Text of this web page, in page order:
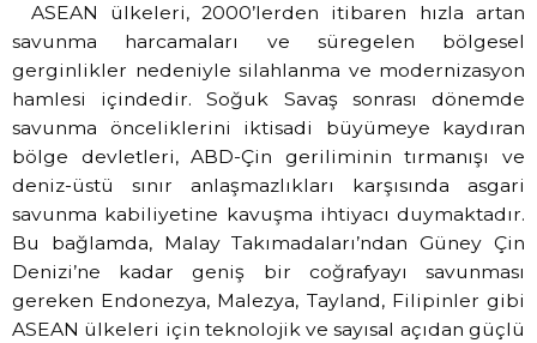
ASEAN ülkeleri, 2000’lerden itibaren hızla artan
savunma harcamaları ve süregelen bölgesel
gerginlikler nedeniyle silahlanma ve modernizasyon
hamlesi içindedir. Soğuk Savaş sonrası dönemde
savunma önceliklerini iktisadi büyümeye kaydıran
bölge devletleri, ABD-Çin geriliminin tırmanışı ve
deniz-üstü sınır anlaşmazlıkları karşısında asgari
savunma kabiliyetine kavuşma ihtiyacı duymaktadır.
Bu bağlamda, Malay Takımadaları’ndan Güney Çin
Denizi’ne kadar geniş bir coğrafyayı savunması
gereken Endonezya, Malezya, Tayland, Filipinler gibi
ASEAN ülkeleri için teknolojik ve sayısal açıdan güçlü